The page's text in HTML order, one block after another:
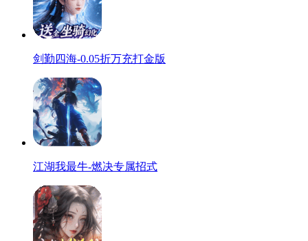
剑勤四海-0.05折万充打金版
江湖我最牛-燃决专属招式